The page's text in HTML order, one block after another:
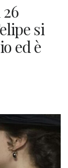
si
ed è